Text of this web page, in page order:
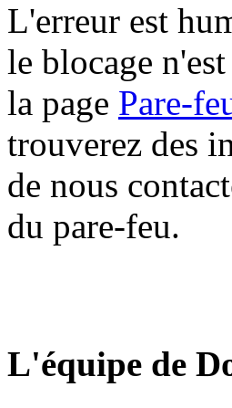
L'erreur est
le blocage
la page Pare-
trouverez des
de nous
du pare-feu.
L'équipe de